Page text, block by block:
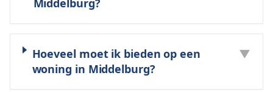
Middelburg?
Hoeveel moet ik bieden op een
woning in Middelburg?
▼